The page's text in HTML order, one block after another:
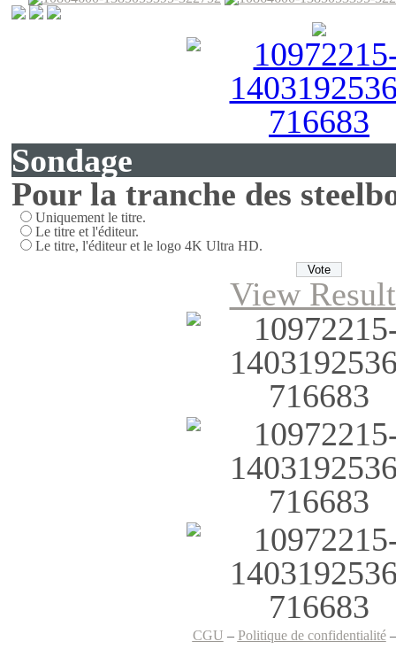
Sondage
Pour la tranche des
Uniquement le titre.
Le titre et l'éditeur.
Le titre, l'éditeur et le logo 4K Ultra HD.
View
CGU – Politique de confidentialité